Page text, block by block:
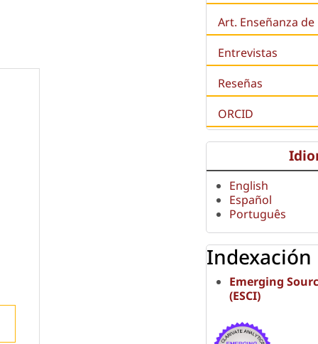
Art. Enseñanza
Entrevistas
Reseñas
ORCID
English
Español
Português
Indexación
Emerging
(ESCI)